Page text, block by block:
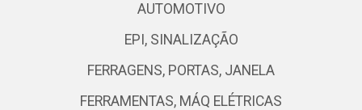
AUTOMOTIVO
EPI, SINALIZAÇÃO
FERRAGENS, PORTAS, JANELA
FERRAMENTAS, MÁQ ELÉTRICAS